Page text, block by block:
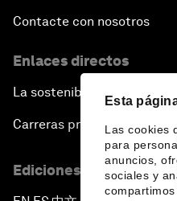
Esta
Las cookies
para
anuncios,
sociales y
Contacte con nosotros
Enlaces directos
La sostenibilidad en el Foro
Carreras profesionales
Ediciones en otros